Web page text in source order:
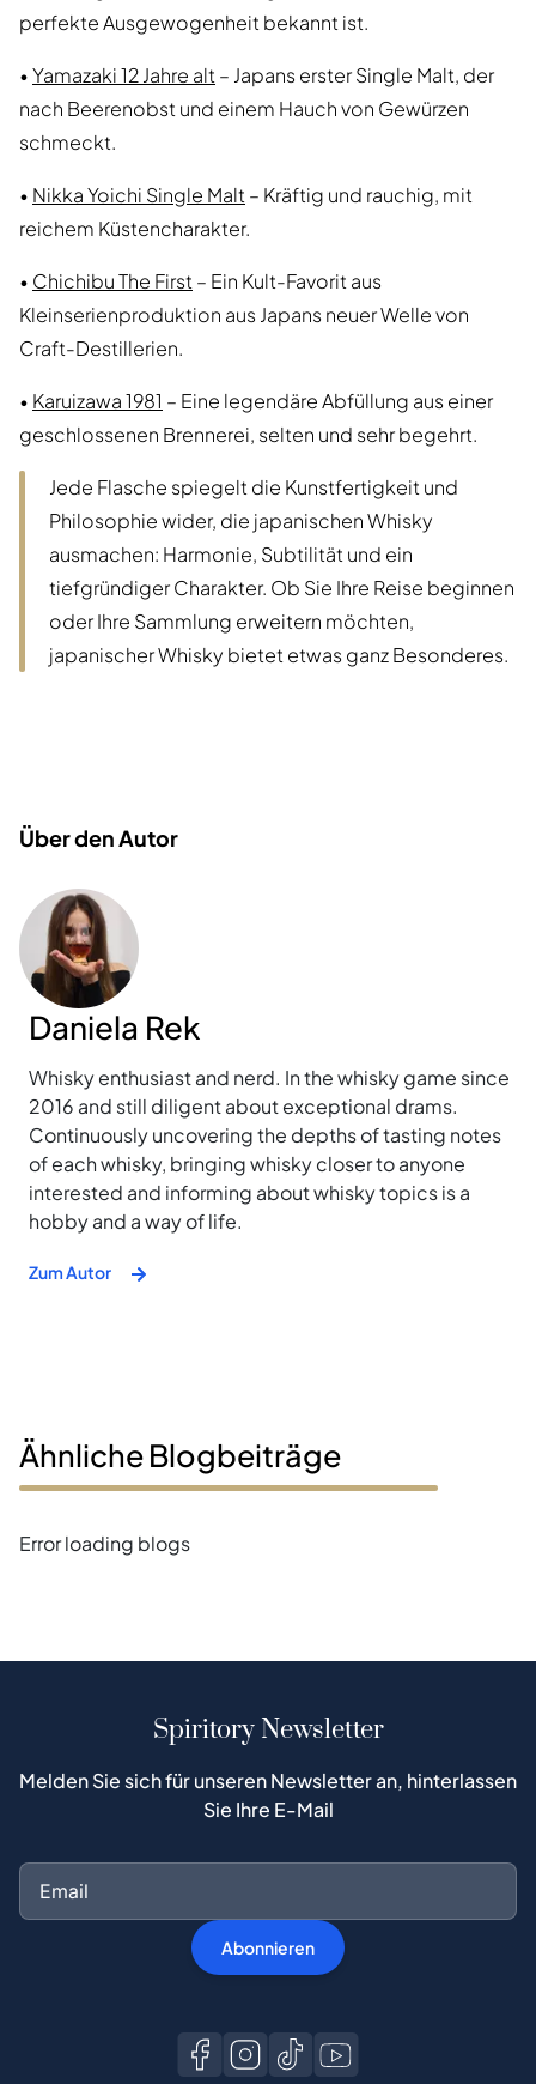
perfekte Ausgewogenheit bekannt ist.
•Yamazaki 12 Jahre alt– Japans erster Single Malt, der
nach Beerenobst und einem Hauch von Gewürzen
schmeckt.
• Nikka Yoichi Single Malt– Kräftig und rauchig, mit
reichem Küstencharakter.
• Chichibu The First– Ein Kult-Favorit aus
Kleinserienproduktion aus Japans neuer Welle von
Craft-Destillerien.
• Karuizawa 1981 – Eine legendäre Abfüllung aus einer
geschlossenen Brennerei, selten und sehr begehrt.
Jede Flasche spiegelt die Kunstfertigkeit und
Philosophie wider, die japanischen Whisky
ausmachen: Harmonie, Subtilität und ein
tiefgründiger Charakter. Ob Sie Ihre Reise beginnen
oder Ihre Sammlung erweitern möchten,
japanischer Whisky bietet etwas ganz Besonderes.
Über den Autor
Daniela Rek
Whisky enthusiast and nerd. In the whisky game since
2016 and still diligent about exceptional drams.
Continuously uncovering the depths of tasting notes
of each whisky, bringing whisky closer to anyone
interested and informing about whisky topics is a
hobby and a way of life.
Zum Autor
Ähnliche Blogbeiträge
Error loading blogs
Spiritory Newsletter
Melden Sie sich für unseren Newsletter an, hinterlassen
Sie Ihre E-Mail
Abonnieren